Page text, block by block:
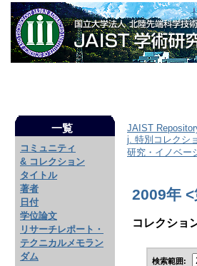
一覧
コミュニティ
& コレクション
タイトル
著者
日付
学位論文
リサーチレポート・
テクニカルメモラン
ダム
JAIST
j. 特別コレクシ
研究・イノベー
2009年
コレクショ
検索範囲: